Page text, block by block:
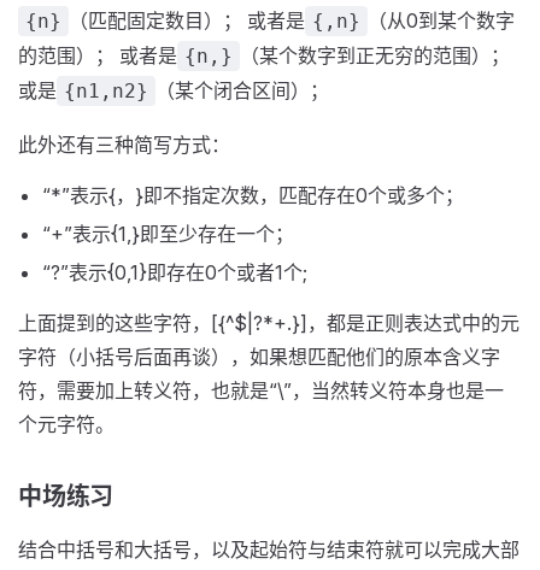
{n} （匹配固定数目）； 或者是 {,n}
（从0到某个数字
的范围）； 或者是 {n,}
（某个数字到正无穷的范围）；
或是 {n1,n2} （某个闭合区间）；
此外还有三种简写方式：
“*”表示{，}即不指定次数，匹配存在0个或多个；
“+”表示{1,}即至少存在一个；
“?”表示{0,1}即存在0个或者1个;
上面提到的这些字符，[{^$|?*+.}]，都是正则表达式中的元
字符（小括号后面再谈），如果想匹配他们的原本含义字
符，需要加上转义符，也就是“\”，当然转义符本身也是一
个元字符。
中场练习
结合中括号和大括号，以及起始符与结束符就可以完成大部